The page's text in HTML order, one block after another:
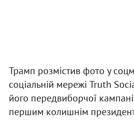
Трамп розмістив фото у
соціальній мережі Truth
його передвиборчої
першим колишнім